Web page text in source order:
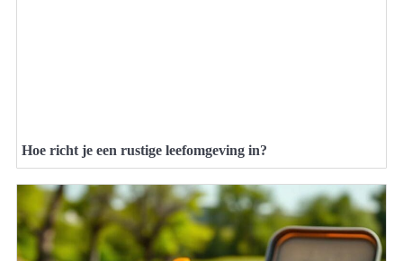
Hoe richt je een rustige leefomgeving in?